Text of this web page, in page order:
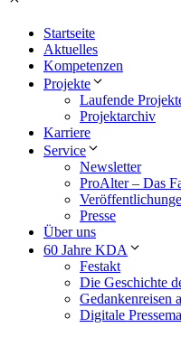
Startseite
Aktuelles
Kompetenzen
Projekte
Laufende
Projektarchiv
Karriere
Service
Newsletter
ProAlter – Das
Presse
Über uns
60 Jahre KDA
Festakt
Die Geschichte
Gedankenreisen
Digitale